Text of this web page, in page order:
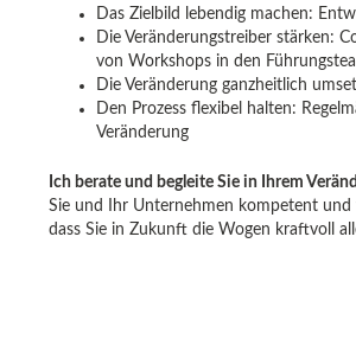
Das Zielbild lebendig machen:
Die Veränderungstreiber stärken:
von Workshops in den
Die Veränderung ganzheitlich
Den Prozess flexibel halten:
Veränderung
Ich berate und begleite Sie in Ihrem
Sie und Ihr Unternehmen kompetent und
dass Sie in Zukunft die Wogen kraftvoll